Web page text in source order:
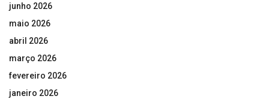
junho 2026
maio 2026
abril 2026
março 2026
fevereiro 2026
janeiro 2026